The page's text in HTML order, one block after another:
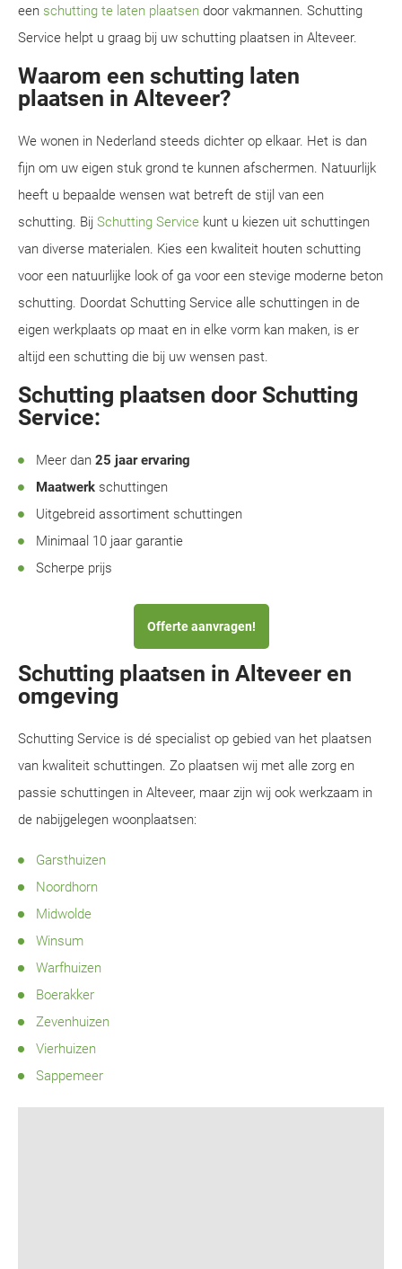
een schutting te laten plaatsen door vakmannen. Schutting
Service helpt u graag bij uw schutting plaatsen in Alteveer.
Waarom een schutting laten
plaatsen in Alteveer?
We wonen in Nederland steeds dichter op elkaar. Het is dan
fijn om uw eigen stuk grond te kunnen afschermen. Natuurlijk
heeft u bepaalde wensen wat betreft de stijl van een
schutting. Bij Schutting Service kunt u kiezen uit schuttingen
van diverse materialen. Kies een kwaliteit houten schutting
voor een natuurlijke look of ga voor een stevige moderne beton
schutting. Doordat Schutting Service alle schuttingen in de
eigen werkplaats op maat en in elke vorm kan maken, is er
altijd een schutting die bij uw wensen past.
Schutting plaatsen door Schutting
Service:
Meer dan 25 jaar ervaring
Maatwerk schuttingen
Uitgebreid assortiment schuttingen
Minimaal 10 jaar garantie
Scherpe prijs
Offerte aanvragen!
Schutting plaatsen in Alteveer en
omgeving
Schutting Service is dé specialist op gebied van het plaatsen
van kwaliteit schuttingen. Zo plaatsen wij met alle zorg en
passie schuttingen in Alteveer, maar zijn wij ook werkzaam in
de nabijgelegen woonplaatsen:
Garsthuizen
Noordhorn
Midwolde
Winsum
Warfhuizen
Boerakker
Zevenhuizen
Vierhuizen
Sappemeer